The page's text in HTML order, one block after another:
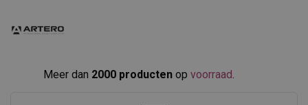
Meer dan 2000 producten op voorraad